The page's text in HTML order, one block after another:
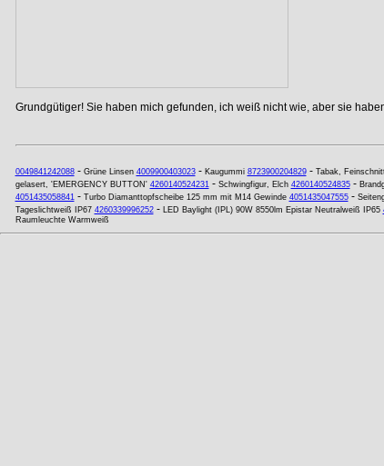
Grundgütiger! Sie haben mich gefunden, ich weiß nicht wie, aber sie
0049841242088- Grüne Linsen 4009900403023- Kaugummi 8723900204829- Tabak,
gelasert, 'EMERGENCY BUTTON' 4260140524231- Schwingfigur, Elch 4260140524835-
4051435058841- Turbo Diamanttopfscheibe 125 mm mit M14 Gewinde 4051435047555-
Tageslichtweiß IP67 4260339996252- LED Baylight (IPL) 90W 8550lm Epistar Neutralweiß IP65
Raumleuchte Warmweiß